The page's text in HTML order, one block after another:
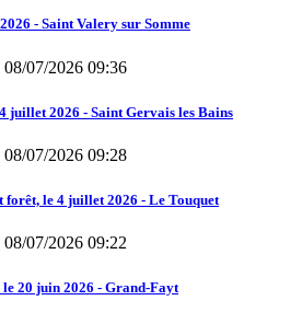
- Saint Valery sur Somme
08/07/2026 09:36
juillet 2026 - Saint Gervais les Bains
08/07/2026 09:28
forêt, le 4 juillet 2026 - Le Touquet
08/07/2026 09:22
20 juin 2026 - Grand-Fayt